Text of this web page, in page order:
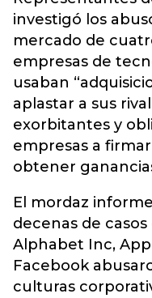
investigó los
mercado de
empresas de
usaban
aplastar a sus
exorbitantes y
empresas a
obtener
El mordaz
decenas de
Alphabet Inc,
Facebook
culturas